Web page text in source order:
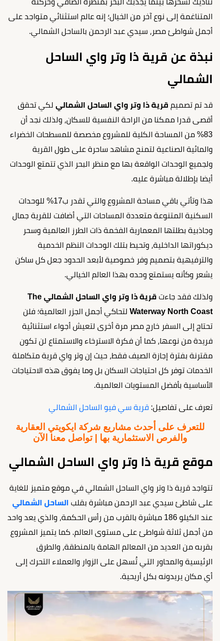
تناديك لسحرها بينما يجذبك البحر بمنظره الصافي وحركته
المتناغمة إلى نوع آخر من الخيال؛ إنه عالم استثنائي متواجد على
أجمل شواطئ مصر، سيدي عبد الرحمن بالساحل الشمالي.
نبذة عن قرية ذا وتر واي الساحل
الشمالي
قد تم تصميم قرية ذا وتر واي الساحل الشمالي لكي تحقق
أقصى قدرا ممكنا من الراحة النفسية للسكان، ولذلك نجد أن
83% من المساحة الكلية للمشروع مخصصة للمسطحات الخضراء
والمائية الصناعية لتمنح مشاهد ساحرة على طول القرية
ولجميع الوحدات الواقعة بها مع منظر البحر الذي تتمتع الوحدات
أيضا بإطلالة مباشرة عليه.
هذا وتأتي باقي مساحة المشروع والتي تقدر ب17% للوحدات
السكنية المتنوعة متعددة المساحات التي أضافت للقرية جمال
وجاذبية بطلتها المعمارية الفخمة ذات الطرز العالمية وسحر
ديكوراتها الداخلية، وتحيط بتلك الوحدات النظم الخدمية
والترفيهية بتصميم وفر خصوصية لأبعد الحدود جعل كل ساكن
يشعر وكأنه يستمتع وحده بهذا العالم الخيالي.
ولذلك فقد جاءت
قرية ذا وتر واي الساحل الشمالي The
Waterway North Coast لتحاكي أجمل الجزر العالمية؛ فلن
تحتاج إلى السفر خارج مصر مرة أخرى لتعيش أجواء استثنائية
فريدة من نوعها، كما أن فكرة الاسترخاء والاستمتاع لن تكون
مقترنة بفترة إجازة الصيف فقط، حيث إن وتر واي قرية متكاملة
الخدمات توفر كل احتياجات السكان بل وما يفوق هذه الاحتياجات
الأساسية بأفضل المستويات العالمية.
تعرف على تفاصيل: قرية سي فيو الساحل الشمالي
للتعرف على أحدث مشاريع شركة ايكويتي العقارية
والفرص الاستثمارية بها | تواصل معنا الآن
موقع قرية ذا وتر واي الساحل الشمالي
تتواجد قرية ذا وتر واي الساحل الشمالي في موقع متميز للغاية
على شاطئ سيدي عبد الرحمن مباشرة بقلب الساحل الشمالي
عند الكيلو 186 مباشرة بالقرب من رأس الحكمة، والذي يعد واحد
من أجمل ثلاثة شواطئ على مستوى العالم. كما يتميز المشروع
بقربه من العديد من المعالم الهامة بالمنطقة، والطرق
الرئيسية والمحاور التي تُسهل على الزوار والعملاء التحرك إلى
أي مكان يريدونه بكل أريحية.